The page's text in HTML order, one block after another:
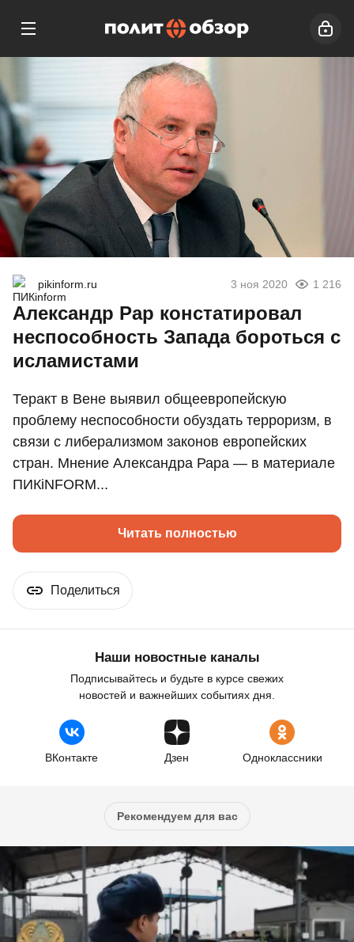
pikinform.ru 3 ноя 2020 1 216
Александр Рар констатировал
неспособность Запада бороться с
исламистами
Теракт в Вене выявил общеевропейскую
проблему неспособности обуздать терроризм, в
связи с либерализмом законов европейских
стран. Мнение Александра Рара — в материале
ПИКiNFORM...
Читать полностью
Поделиться
Наши новостные каналы
Подписывайтесь и будьте в курсе свежих
новостей и важнейших событиях дня.
ВКонтакте Дзен Одноклассники
Рекомендуем для вас